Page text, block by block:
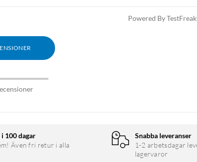
Powered By
100 dagar
Även fri retur i alla
Snabba leveranser
1-2 arbetsdagar
lagervaror